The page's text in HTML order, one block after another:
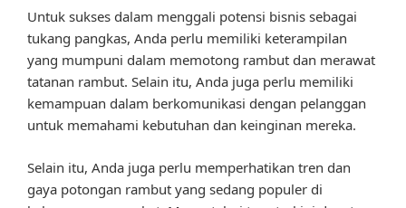
Untuk sukses dalam menggali potensi bisnis sebagai
tukang pangkas, Anda perlu memiliki keterampilan
yang mumpuni dalam memotong rambut dan merawat
tatanan rambut. Selain itu, Anda juga perlu memiliki
kemampuan dalam berkomunikasi dengan pelanggan
untuk memahami kebutuhan dan keinginan mereka.
Selain itu, Anda juga perlu memperhatikan tren dan
gaya potongan rambut yang sedang populer di